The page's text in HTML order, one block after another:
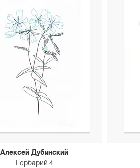
Алексей Дубинский
Гербарий 4